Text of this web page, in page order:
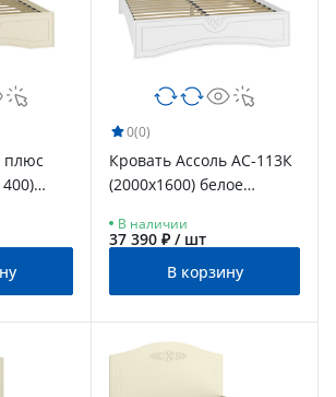
плюс
0(0)
Кровать Ассоль АС-113К
(2000x1600) белое
В наличии
37 390 ₽ / шт
В корзину